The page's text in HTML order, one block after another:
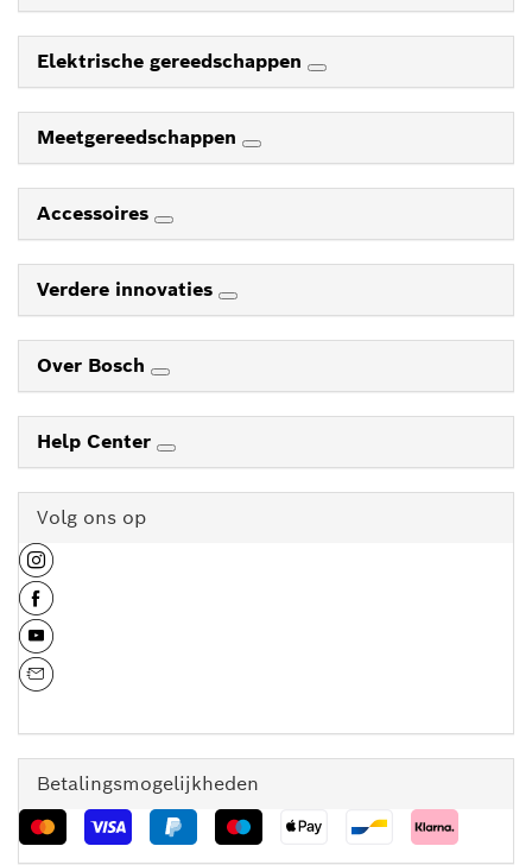
Elektrische gereedschappen
Meetgereedschappen
Accessoires
Verdere innovaties
Over Bosch
Help Center
Volg ons op
Betalingsmogelijkheden